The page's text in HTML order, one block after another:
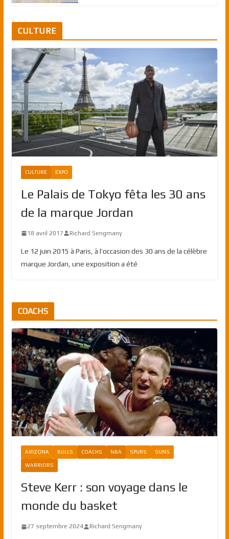
CULTURE
CULTURE EXPO
Le Palais de Tokyo fêta les 30 ans
de la marque Jordan
18 avril 2017 Richard Sengmany
Le 12 juin 2015 à Paris, à l’occasion des 30 ans de la célèbre
marque Jordan, une exposition a été
COACHS
ARIZONA BULLS COACHS NBA SPURS SUNS
WARRIORS
Steve Kerr : son voyage dans le
monde du basket
27 septembre 2024 Richard Sengmany